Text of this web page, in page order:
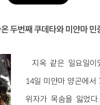
두번째 쿠데타와 미얀마 민
지옥 같은 일요일이
14일 미얀마 양곤에서
위자가 목숨을 잃었다